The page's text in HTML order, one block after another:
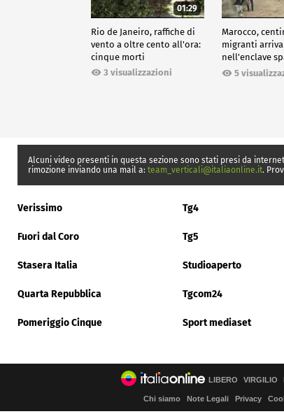
01:29
Rio de Janeiro, raffiche di
vento a oltre cento all'ora:
cinque morti
3 visualizzazioni
Marocco,
migranti
nell'enclave
Ceuta
5
Alcuni video presenti in questa sezione sono stati presi da
rimozione inviando una mail a: team_verticali@italiaonline.it.
Verissimo Tg4
Fuori dal Coro Tg5
Stasera Italia Studioaperto
Quarta Repubblica Tgcom24
Pomeriggio Cinque Sport mediaset
LIBERO VIRGILIO
Chi siamo Note Legali Privacy